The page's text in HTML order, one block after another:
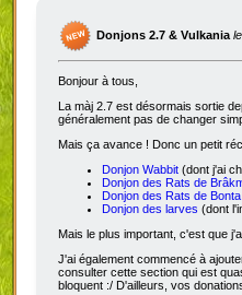
Donjons 2.7 & Vulkania
Bonjour à tous,
La màj 2.7 est désormais sortie
généralement pas de changer
Mais ça avance ! Donc un petit
Donjon Wabbit (dont j'ai
Donjon des Rats de
Donjon des Rats de Bonta
Donjon des larves (dont
Mais le plus important, c'est que
J'ai également commencé à
consulter cette section qui est
bloquent :/ D'ailleurs, vos